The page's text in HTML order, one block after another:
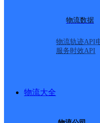
物流数据
物流轨迹API
服务时效API
物流大全
南，霍山
西。 长
单号，以
号到长江